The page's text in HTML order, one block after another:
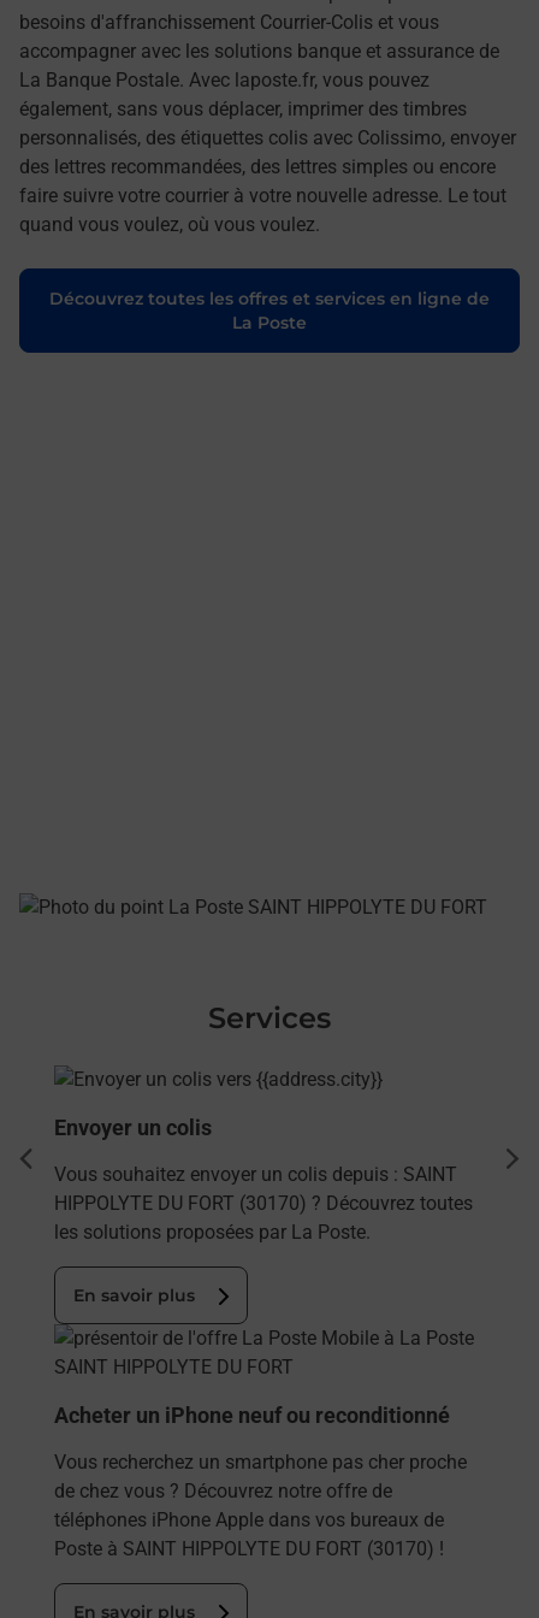
besoins d'affranchissement Courrier-Colis et vous
accompagner avec les solutions banque et assurance de
La Banque Postale. Avec laposte.fr, vous pouvez
également, sans vous déplacer, imprimer des timbres
personnalisés, des étiquettes colis avec Colissimo, envoyer
des lettres recommandées, des lettres simples ou encore
faire suivre votre courrier à votre nouvelle adresse. Le tout
quand vous voulez, où vous voulez.
Découvrez toutes les offres et services en ligne de
La Poste
Services
En savoir plus
Envoyer un colis
Vous souhaitez envoyer un colis depuis : SAINT
HIPPOLYTE DU FORT (30170) ? Découvrez toutes
les solutions proposées par La Poste.
En savoir plus
En savoir plus
Acheter un iPhone neuf ou reconditionné
Vous recherchez un smartphone pas cher proche
de chez vous ? Découvrez notre offre de
téléphones iPhone Apple dans vos bureaux de
Poste à SAINT HIPPOLYTE DU FORT (30170) !
En savoir plus